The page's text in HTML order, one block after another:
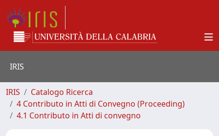
IRIS
IRIS
Catalogo Ricerca
4 Contributo in Atti di Convegno (Proceeding)
4.1 Contributo in Atti di convegno